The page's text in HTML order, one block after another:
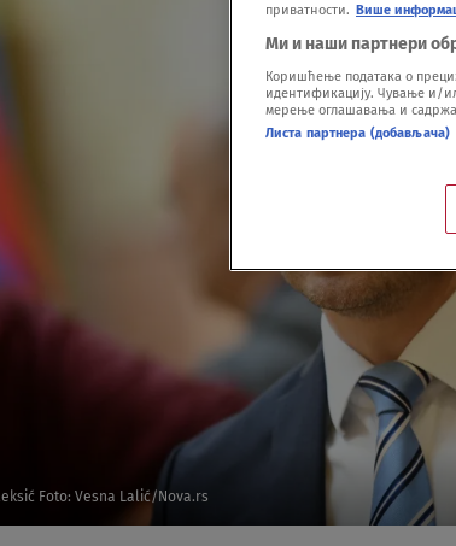
Foto: Vesna Lalić/Nova.rs
приватности. Више
Ми и наши партнери
Коришћење података о
идентификацију. Чување и/
мерење оглашавања и
Листа партнера (добављача)